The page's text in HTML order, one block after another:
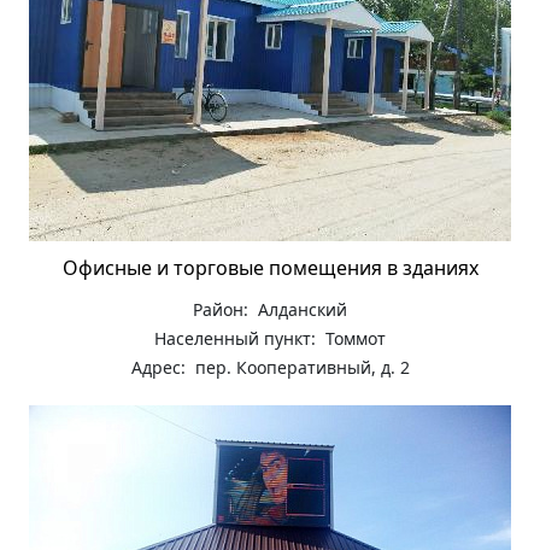
Офисные и торговые помещения в зданиях
Район: Алданский
Населенный пункт: Томмот
Адрес: пер. Кооперативный, д. 2